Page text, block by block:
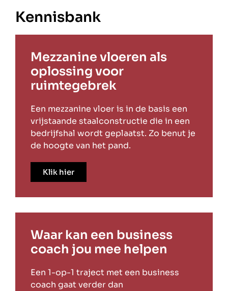
Kennisbank
Mezzanine vloeren als
oplossing voor
ruimtegebrek
Een mezzanine vloer is in de basis een
vrijstaande staalconstructie die in een
bedrijfshal wordt geplaatst. Zo benut je
de hoogte van het pand.
Klik hier
Waar kan een business
coach jou mee helpen
Een 1-op-1 traject met een business
coach gaat verder dan